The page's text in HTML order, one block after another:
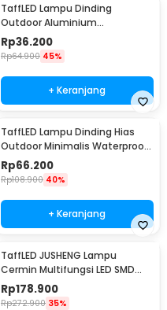
TaffLED Lampu Dinding
Outdoor Aluminium
Waterproof LED 3W Warm
White - WD079
Rp36.200
Rp64.900 45%
+ Keranjang
TaffLED Lampu Dinding Hias
Outdoor Minimalis Waterproof
Warm White 6W - NR-10
Rp66.200
Rp108.900 40%
+ Keranjang
TaffLED JUSHENG Lampu
Cermin Multifungsi LED SMD
2835 Cool White 14W 62cm -
5960
Rp178.900
Rp272.900 35%